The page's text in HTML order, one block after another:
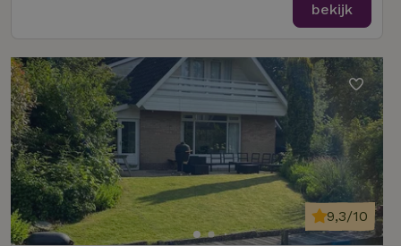
bekijk
9,3/10